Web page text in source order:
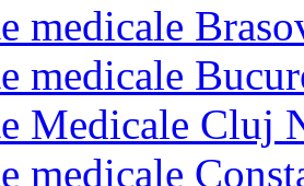
medicale
medicale
Medicale Cluj
medicale